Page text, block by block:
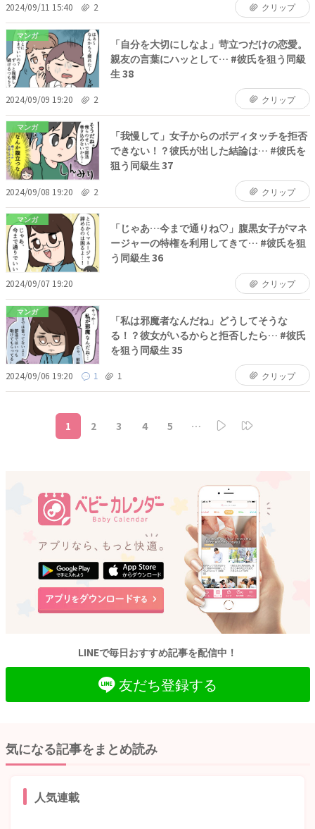
2024/09/11 15:40 2 クリップ
マンガ
「自分を大切にしなよ」苛立つだけの恋愛。
親友の言葉にハッとして… #彼氏を狙う同級
生 38
2024/09/09 19:20 2 クリップ
マンガ
「我慢して」女子からのボディタッチを拒否
できない！？彼氏が出した結論は… #彼氏を
狙う同級生 37
2024/09/08 19:20 2 クリップ
マンガ
「じゃあ…今まで通りね♡」腹黒女子がマネ
ージャーの特権を利用してきて… #彼氏を狙
う同級生 36
2024/09/07 19:20 クリップ
マンガ
「私は邪魔者なんだね」どうしてそうな
る！？彼女がいるからと拒否したら… #彼氏
を狙う同級生 35
2024/09/06 19:20 1 1 クリップ
1 2 3 4 5 …
LINEで毎日おすすめ記事を配信中！
友だち登録する
気になる記事をまとめ読み
人気連載